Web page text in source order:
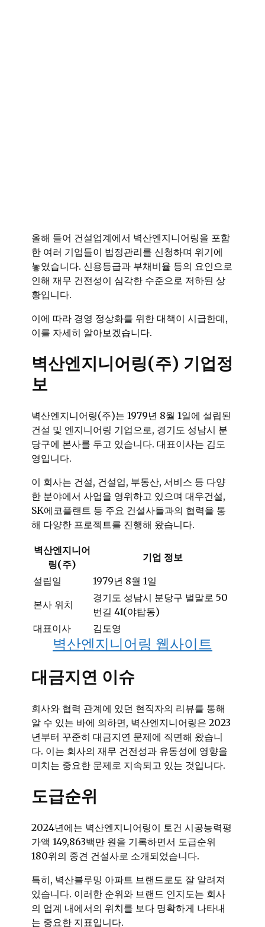
올해 들어 건설업계에서 벽산엔지니어링을 포함
한 여러 기업들이 법정관리를 신청하며 위기에
놓였습니다. 신용등급과 부채비율 등의 요인으로
인해 재무 건전성이 심각한 수준으로 저하된 상
황입니다.
이에 따라 경영 정상화를 위한 대책이 시급한데,
이를 자세히 알아보겠습니다.
벽산엔지니어링(주) 기업정
보
벽산엔지니어링(주)는 1979년 8월 1일에 설립된
건설 및 엔지니어링 기업으로, 경기도 성남시 분
당구에 본사를 두고 있습니다. 대표이사는 김도
영입니다.
이 회사는 건설, 건설업, 부동산, 서비스 등 다양
한 분야에서 사업을 영위하고 있으며 대우건설,
SK에코플랜트 등 주요 건설사들과의 협력을 통
해 다양한 프로젝트를 진행해 왔습니다.
벽산엔지니어
링(주)
기업 정보
설립일
1979년 8월 1일
본사 위치
경기도 성남시 분당구 벌말로 50
번길 41(야탑동)
대표이사
김도영
벽산엔지니어링 웹사이트
대금지연 이슈
회사와 협력 관계에 있던 현직자의 리뷰를 통해
알 수 있는 바에 의하면, 벽산엔지니어링은 2023
년부터 꾸준히 대금지연 문제에 직면해 왔습니
다. 이는 회사의 재무 건전성과 유동성에 영향을
미치는 중요한 문제로 지속되고 있는 것입니다.
도급순위
2024년에는 벽산엔지니어링이 토건 시공능력평
가액 149,863백만 원을 기록하면서 도급순위
180위의 중견 건설사로 소개되었습니다.
특히, 벽산블루밍 아파트 브랜드로도 잘 알려져
있습니다. 이러한 순위와 브랜드 인지도는 회사
의 업계 내에서의 위치를 보다 명확하게 나타내
는 중요한 지표입니다.